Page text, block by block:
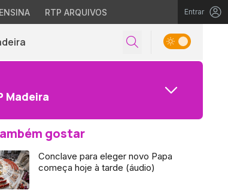
RTP ARQUIVOS Entrar
Madeira
gostar
Conclave para eleger novo Papa
começa hoje à tarde (áudio)